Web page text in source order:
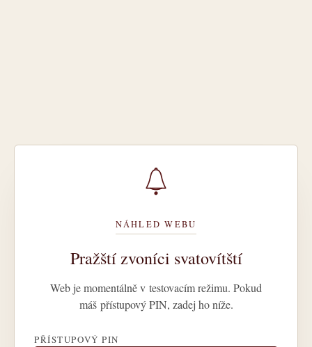
NÁHLED WEBU
Pražští zvoníci svatovítští
Web je momentálně v testovacím režimu. Pokud
máš přístupový PIN, zadej ho níže.
PŘÍSTUPOVÝ PIN